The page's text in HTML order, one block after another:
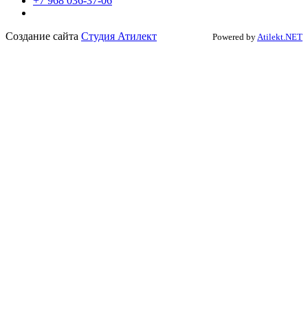
Создание сайта Студия Атилект Powered by Atilekt.NET